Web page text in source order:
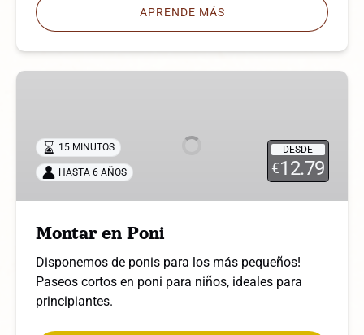
APRENDE MÁS
Montar
DESDE
€12.79
15 MINUTOS
HASTA 6 AÑOS
Montar en Poni
Disponemos de ponis para los más pequeños!
Paseos cortos en poni para niños, ideales para
principiantes.